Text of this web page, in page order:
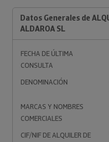
Datos Generales de
ALDAROA SL
FECHA DE ÚLTIMA
CONSULTA
DENOMINACIÓN
MARCAS Y NOMBRES
COMERCIALES
CIF/NIF DE ALQUILER DE